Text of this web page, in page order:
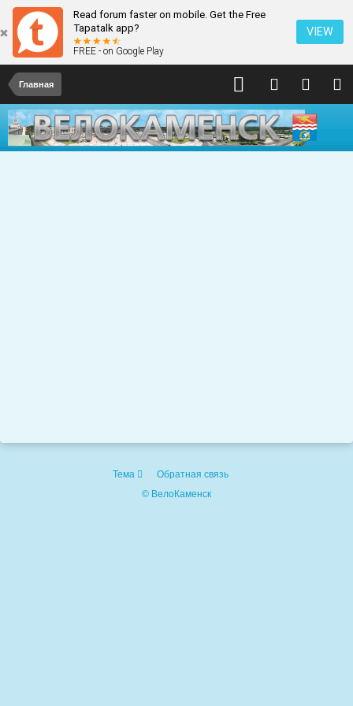
Read forum faster on mobile. Get the Free
Tapatalk app?
FREE - on Google Play
VIEW
Главная
Тема
Обратная связь
© ВелоКаменск